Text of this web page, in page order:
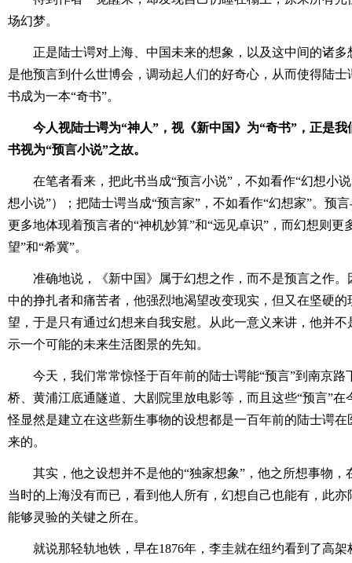
场幻梦。
正是陆士谔对上海、中国未来的想象，以及这中间的诸
是他预言到什么世博会，调动起人们的好奇心，从而使得陆士
书成为一本“奇书”。
今人视陆士谔为“神人”，视《新中国》为“奇书”，正是
书视为“预言小说”之故。
在笔者看来，把此书当成“预言小说”，不如看作“幻想小
想小说”）；把陆士谔当成“预言家”，不如看作“幻想家”。预
更多地体现着预言者的“神机妙算”和“远见卓识”，而幻想则更
望”和“希冀”。
准确地说，《新中国》属于幻想之作，而不是预言之作
中的挣扎者和痛苦者，他强烈地渴望改变现实，但又在坚硬
望，于是只有通过幻想来自我安慰。从此一意义来讲，他并
示一个可能的未来生活图景的先知。
今天，我们常常惊怪于百年前的陆士谔能“预言”到南京路
桥、黄浦江底通隧道、大剧院里放电影等，而且这些“预言”
怪显然是建立在这些新生事物的设想都是一百年前的陆士谔在
来的。
其实，他之设想并不是他的“独家想象”，他之所想事物
当时的上海没有而已，看到他人所有，幻想自己也能有，此亦
能够灵验的关键之所在。
就说那轻轨地铁，早在1876年，李圭就在纽约看到了高